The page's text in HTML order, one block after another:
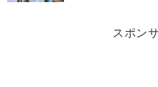
スポン